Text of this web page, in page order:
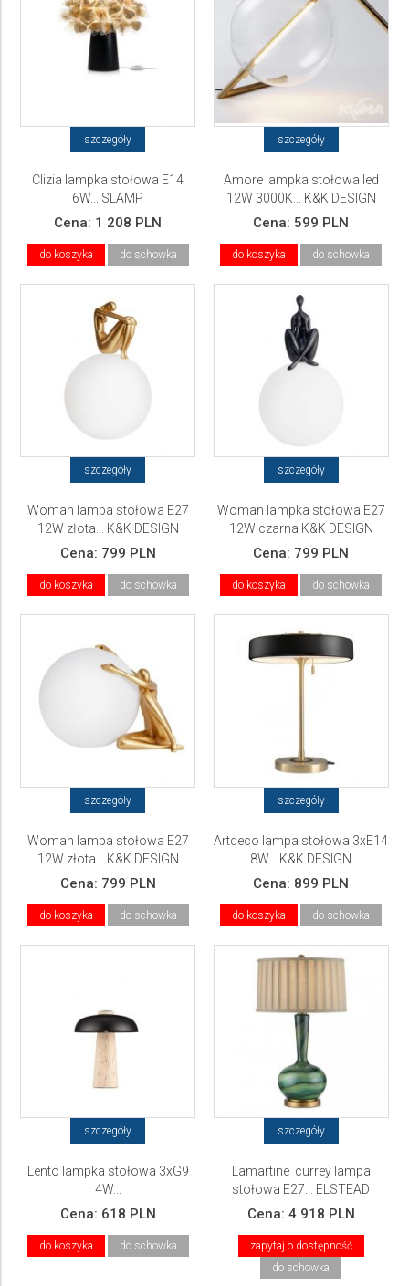
szczegóły
Clizia lampka stołowa E14
6W... SLAMP
Cena: 1 208 PLN
do koszyka do schowka
szczegóły
Amore lampka stołowa led
12W 3000K... K&K DESIGN
Cena: 599 PLN
do koszyka do schowka
szczegóły
Woman lampa stołowa E27
12W złota... K&K DESIGN
Cena: 799 PLN
do koszyka do schowka
szczegóły
Woman lampka stołowa E27
12W czarna K&K DESIGN
Cena: 799 PLN
do koszyka do schowka
szczegóły
Woman lampa stołowa E27
12W złota... K&K DESIGN
Cena: 799 PLN
do koszyka do schowka
szczegóły
Artdeco lampa stołowa 3xE14
8W... K&K DESIGN
Cena: 899 PLN
do koszyka do schowka
szczegóły
Lento lampka stołowa 3xG9
4W...
Cena: 618 PLN
do koszyka do schowka
szczegóły
Lamartine_currey lampa
stołowa E27... ELSTEAD
Lighting
Cena: 4 918 PLN
zapytaj o dostępność
do schowka